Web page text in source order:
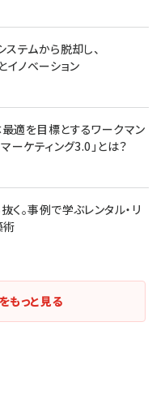
テムから脱却し、
ノベーション
最適を目標とするワークマン
ーケティング3.0」とは？
。事例で学ぶレンタル・リ
術
もっと見る